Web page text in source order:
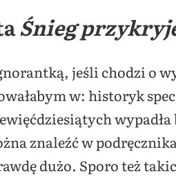
Śnieg
jeśli chodzi o
w: historyk
znaleźć w
dużo. Sporo też